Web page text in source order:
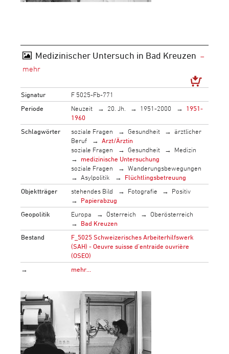
Medizinischer Untersuch in Bad Kreuzen
Signatur
F 5025-Fb-771
Periode
Neuzeit 20. Jh. 1951-2000
1951-
1960
Schlagwörter
soziale Fragen Gesundheit
ärztlicher
Beruf
Arzt/Ärztin
soziale Fragen
Gesundheit
Medizin
medizinische Untersuchung
soziale Fragen
Wanderungsbewegungen
Asylpolitik
Flüchtlingsbetreuung
Objektträger
stehendes Bild Fotografie
Positiv
Papierabzug
Geopolitik
Europa Österreich
Oberösterreich
Bad Kreuzen
Bestand
F_5025 Schweizerisches Arbeiterhilfswerk
(SAH) - Oeuvre suisse d'entraide ouvrière
(OSEO)
→
mehr…